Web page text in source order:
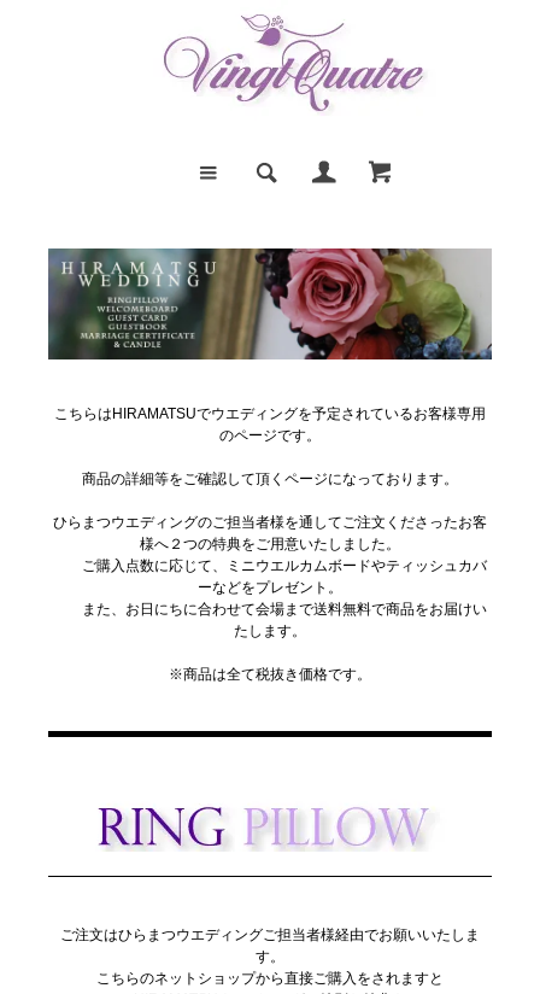
こちらはHIRAMATSUでウエディングを予定されているお客様専用
のページです。
商品の詳細等をご確認して頂くページになっております。
ひらまつウエディングのご担当者様を通してご注文くださったお客
様へ２つの特典をご用意いたしました。
ご購入点数に応じて、ミニウエルカムボードやティッシュカバ
ーなどをプレゼント。
また、お日にちに合わせて会場まで送料無料で商品をお届けい
たします。
※商品は全て税抜き価格です。
ご注文はひらまつウエディングご担当者様経由でお願いいたしま
す。
こちらのネットショップから直接ご購入をされますと